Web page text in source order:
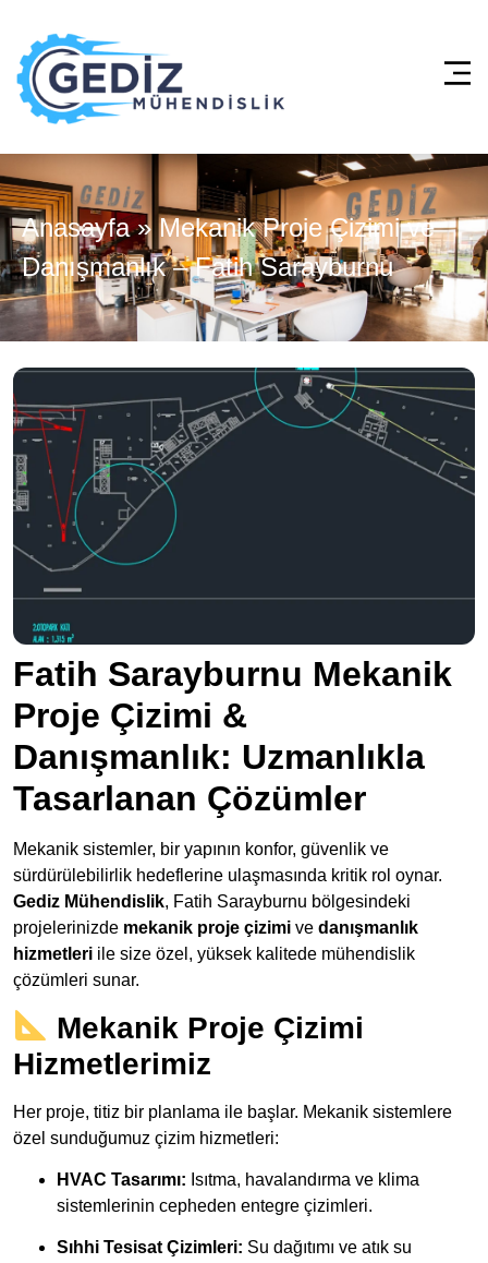
Anasayfa»Mekanik Proje Çizimi ve
Danışmanlık – Fatih Sarayburnu
Fatih Sarayburnu Mekanik
Proje Çizimi &
Danışmanlık: Uzmanlıkla
Tasarlanan Çözümler
Mekanik sistemler, bir yapının konfor, güvenlik ve
sürdürülebilirlik hedeflerine ulaşmasında kritik rol oynar.
Gediz Mühendislik, Fatih Sarayburnu bölgesindeki
projelerinizde mekanik proje çizimi ve danışmanlık
hizmetleri ile size özel, yüksek kalitede mühendislik
çözümleri sunar.
Mekanik Proje Çizimi
Hizmetlerimiz
Her proje, titiz bir planlama ile başlar. Mekanik sistemlere
özel sunduğumuz çizim hizmetleri:
HVAC Tasarımı: Isıtma, havalandırma ve klima
sistemlerinin cepheden entegre çizimleri.
Sıhhi Tesisat Çizimleri: Su dağıtımı ve atık su